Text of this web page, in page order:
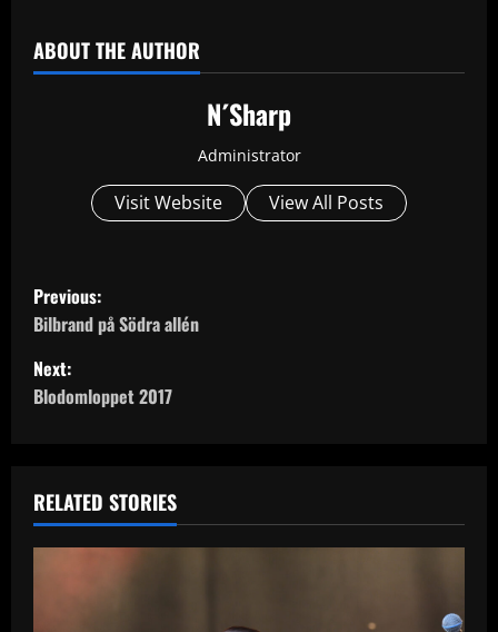
ABOUT THE AUTHOR
N´Sharp
Administrator
Visit Website View All Posts
P
o
s
a
Previous:
Bilbrand på Södra allén
Next:
Blodomloppet 2017
RELATED STORIES